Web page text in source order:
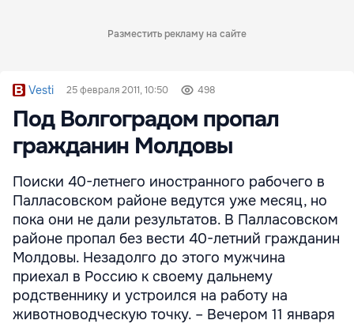
Разместить рекламу на сайте
Vesti 25 февраля 2011, 10:50 498
Под Волгоградом пропал
гражданин Молдовы
Поиски 40-летнего иностранного рабочего в
Палласовском районе ведутся уже месяц, но
пока они не дали результатов. В Палласовском
районе пропал без вести 40-летний гражданин
Молдовы. Незадолго до этого мужчина
приехал в Россию к своему дальнему
родственнику и устроился на работу на
животноводческую точку. – Вечером 11 января